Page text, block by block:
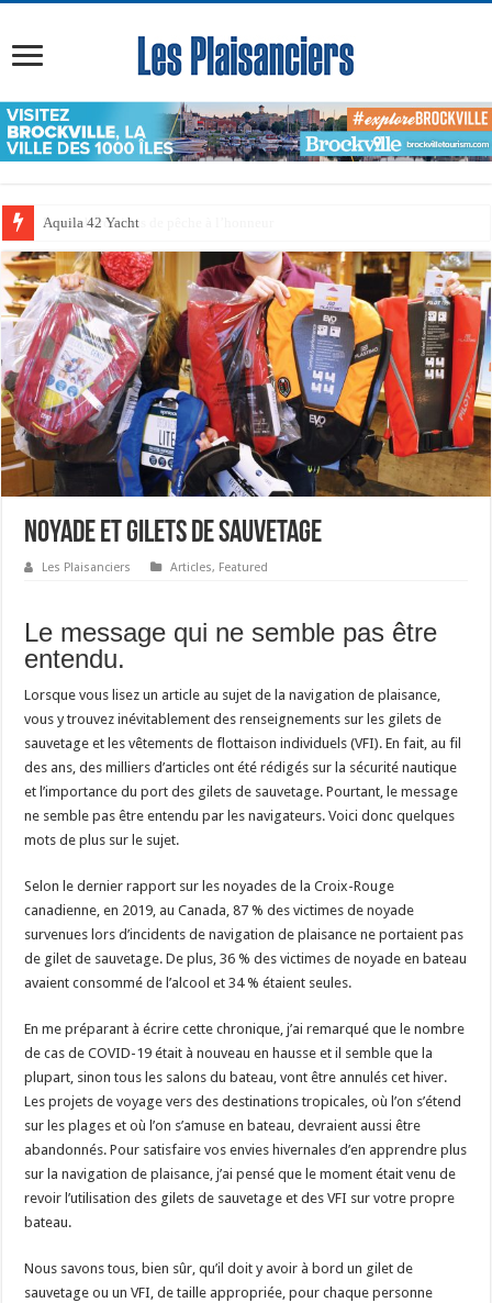
Aquila 42 Yacht
Noyade et gilets de sauvetage
Les Plaisanciers Articles, Featured
Le message qui ne semble pas être
entendu.
Lorsque vous lisez un article au sujet de la navigation de plaisance,
vous y trouvez inévitablement des renseignements sur les gilets de
sauvetage et les vêtements de flottaison individuels (VFI). En fait, au fil
des ans, des milliers d’articles ont été rédigés sur la sécurité nautique
et l’importance du port des gilets de sauvetage. Pourtant, le message
ne semble pas être entendu par les navigateurs. Voici donc quelques
mots de plus sur le sujet.
Selon le dernier rapport sur les noyades de la Croix-Rouge
canadienne, en 2019, au Canada, 87 % des victimes de noyade
survenues lors d’incidents de navigation de plaisance ne portaient pas
de gilet de sauvetage. De plus, 36 % des victimes de noyade en bateau
avaient consommé de l’alcool et 34 % étaient seules.
En me préparant à écrire cette chronique, j’ai remarqué que le nombre
de cas de COVID-19 était à nouveau en hausse et il semble que la
plupart, sinon tous les salons du bateau, vont être annulés cet hiver.
Les projets de voyage vers des destinations tropicales, où l’on s’étend
sur les plages et où l’on s’amuse en bateau, devraient aussi être
abandonnés. Pour satisfaire vos envies hivernales d’en apprendre plus
sur la navigation de plaisance, j’ai pensé que le moment était venu de
revoir l’utilisation des gilets de sauvetage et des VFI sur votre propre
bateau.
Nous savons tous, bien sûr, qu’il doit y avoir à bord un gilet de
sauvetage ou un VFI, de taille appropriée, pour chaque personne